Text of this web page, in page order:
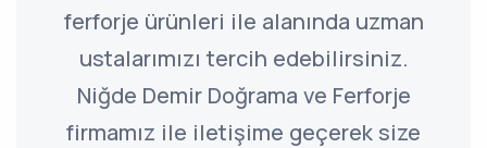
ferforje ürünleri ile alanında uzman
ustalarımızı tercih edebilirsiniz.
Niğde Demir Doğrama ve Ferforje
firmamız ile iletişime geçerek size